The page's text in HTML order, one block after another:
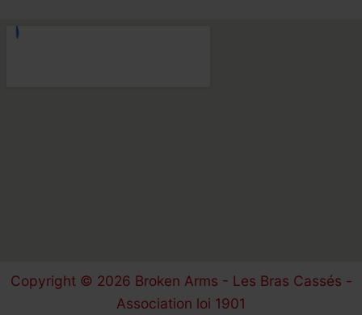
Copyright © 2026 Broken Arms - Les Bras Cassés -
Association loi 1901